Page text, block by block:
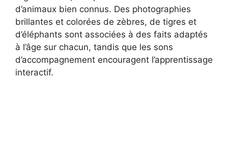
d’animaux bien connus. Des photographies
brillantes et colorées de zèbres, de tigres et
d’éléphants sont associées à des faits adaptés
à l’âge sur chacun, tandis que les sons
d’accompagnement encouragent l’apprentissage
interactif.